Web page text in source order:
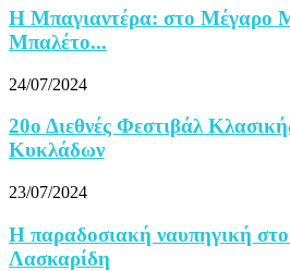
Η Μπαγιαντέρα: στο Μέγαρο
Μπαλέτο...
24/07/2024
20ο Διεθνές Φεστιβάλ
Κυκλάδων
23/07/2024
Η παραδοσιακή ναυπηγική
Λασκαρίδη